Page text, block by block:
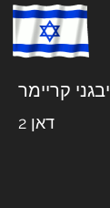
יבגני קריימר
דאן 2